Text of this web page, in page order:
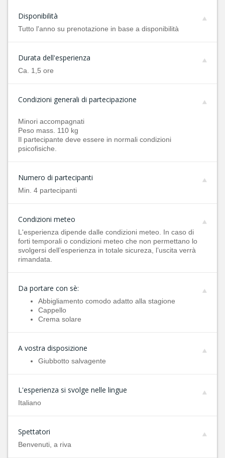
Disponibilità
Tutto l'anno su prenotazione in base a disponibilità
Durata dell'esperienza
Ca. 1,5 ore
Condizioni generali di partecipazione
Minori accompagnati
Peso mass. 110 kg
Il partecipante deve essere in normali condizioni
psicofisiche.
Numero di partecipanti
Min. 4 partecipanti
Condizioni meteo
L'esperienza dipende dalle condizioni meteo. In caso di
forti temporali o condizioni meteo che non permettano lo
svolgersi dell’esperienza in totale sicureza, l’uscita verrà
rimandata.
Da portare con sè:
Abbigliamento comodo adatto alla stagione
Cappello
Crema solare
A vostra disposizione
Giubbotto salvagente
L'esperienza si svolge nelle lingue
Italiano
Spettatori
Benvenuti, a riva